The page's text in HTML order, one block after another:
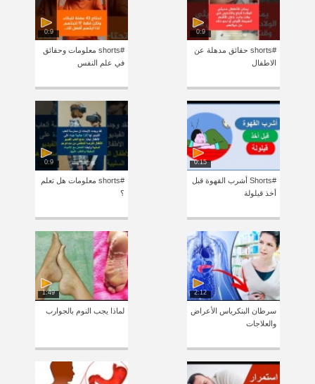
0:9
#shorts حقائق مدهلة عن
الاطفال
0:9
#shorts معلومات وحقائق
في علم النفس
0:15
#Shorts أشرب القهوة قبل
أخذ قيلولة
0:9
#shorts معلومات هل تعلم
؟
2:12
سرطان البنكرياس الأعراض
والعلاجات
1:49
لماذا يجب النوم بالجوارب